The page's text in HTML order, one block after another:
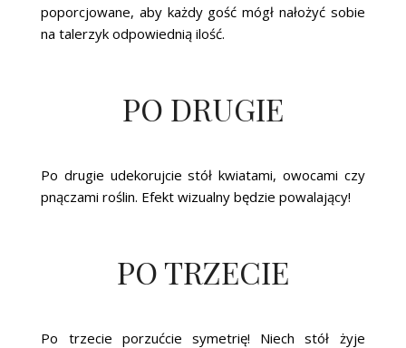
poporcjowane, aby każdy gość mógł nałożyć sobie
na talerzyk odpowiednią ilość.
PO DRUGIE
Po drugie udekorujcie stół kwiatami, owocami czy
pnączami roślin. Efekt wizualny będzie powalający!
PO TRZECIE
Po trzecie porzućcie symetrię! Niech stół żyje